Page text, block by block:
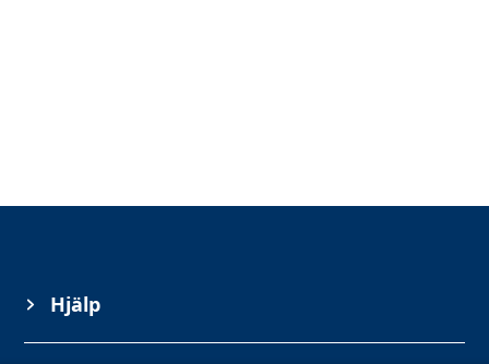
Hjälp